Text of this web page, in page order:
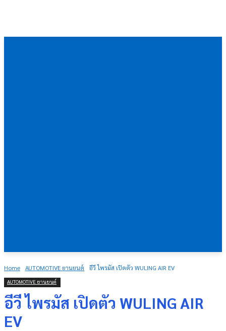
Home AUTOMOTIVE ยานยนต์ อีวี ไพรมัส เปิดตัว WULING AIR EV
AUTOMOTIVE ยานยนต์
อีวี ไพรมัส เปิดตัว WULING AIR
EV